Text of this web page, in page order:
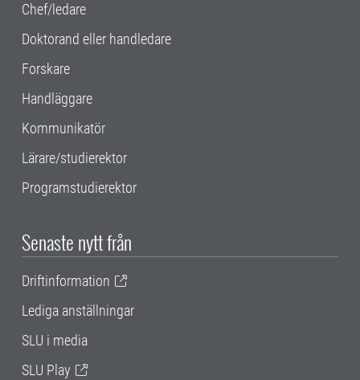
Chef/ledare
Doktorand eller handledare
Forskare
Handläggare
Kommunikatör
Lärare/studierektor
Programstudierektor
Senaste nytt från
Driftinformation
Lediga anställningar
SLU i media
SLU Play